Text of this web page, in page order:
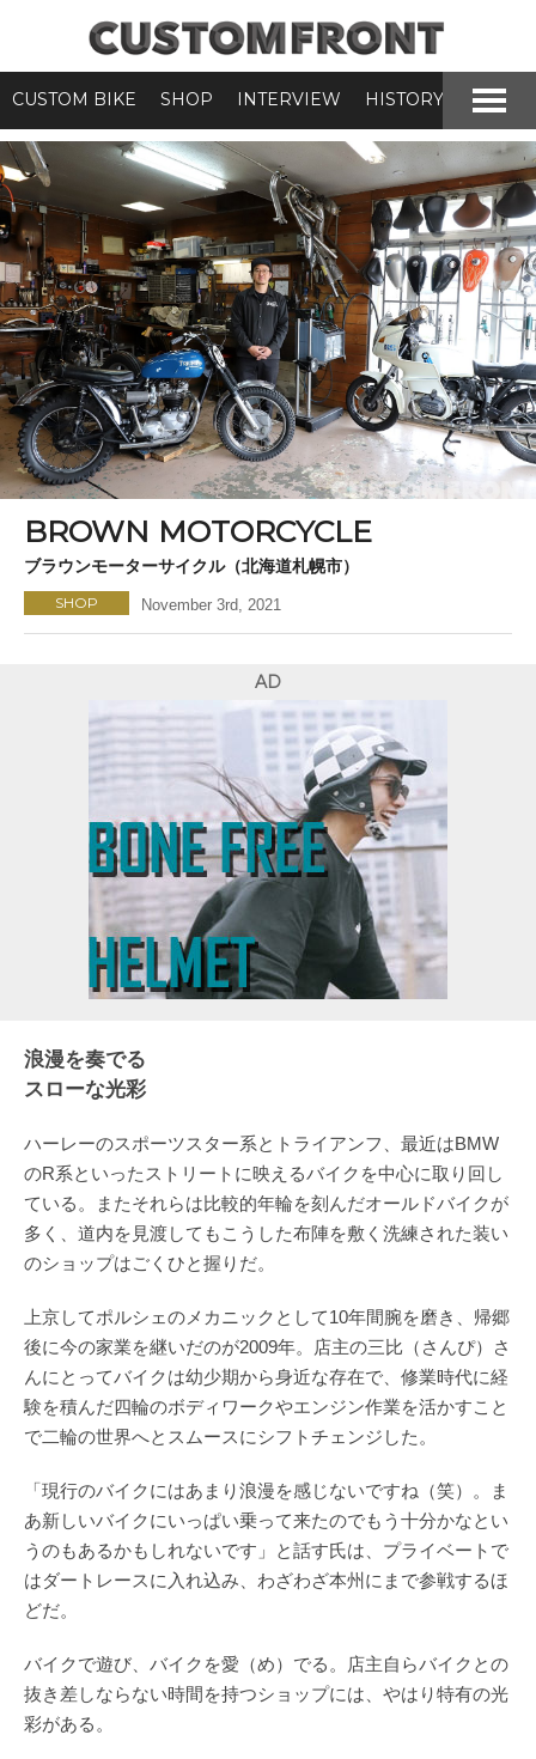
CUSTOM BIKE SHOP INTERVIEW HISTORY
BROWN MOTORCYCLE
ブラウンモーターサイクル（北海道札幌市）
SHOP November 3rd, 2021
AD
浪漫を奏でる
スローな光彩
ハーレーのスポーツスター系とトライアンフ、最近はBMW
のR系といったストリートに映えるバイクを中心に取り回し
ている。またそれらは比較的年輪を刻んだオールドバイクが
多く、道内を見渡してもこうした布陣を敷く洗練された装い
のショップはごくひと握りだ。
上京してポルシェのメカニックとして10年間腕を磨き、帰郷
後に今の家業を継いだのが2009年。店主の三比（さんぴ）さ
んにとってバイクは幼少期から身近な存在で、修業時代に経
験を積んだ四輪のボディワークやエンジン作業を活かすこと
で二輪の世界へとスムースにシフトチェンジした。
「現行のバイクにはあまり浪漫を感じないですね（笑）。ま
あ新しいバイクにいっぱい乗って来たのでもう十分かなとい
うのもあるかもしれないです」と話す氏は、プライベートで
はダートレースに入れ込み、わざわざ本州にまで参戦するほ
どだ。
バイクで遊び、バイクを愛（め）でる。店主自らバイクとの
抜き差しならない時間を持つショップには、やはり特有の光
彩がある。